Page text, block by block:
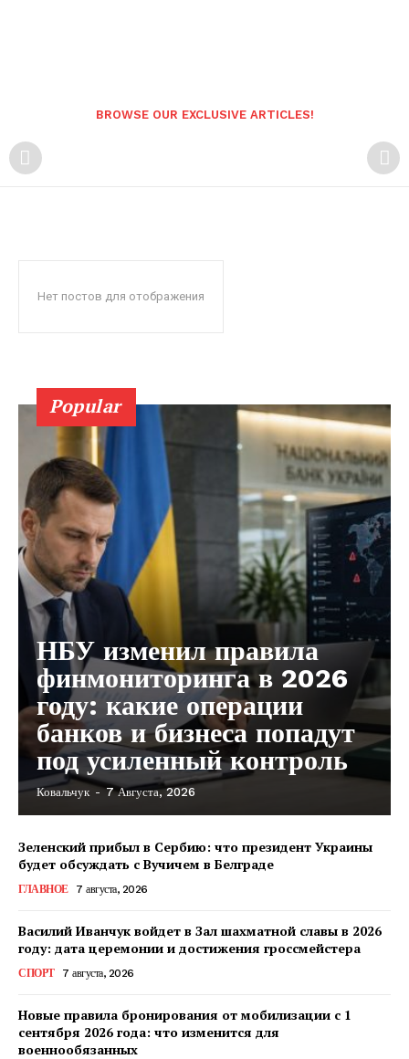
КавПолит
BROWSE OUR EXCLUSIVE ARTICLES!
Нет постов для отображения
Popular
НБУ изменил правила
финмониторинга в 2026
году: какие операции
банков и бизнеса попадут
под усиленный контроль
Ковальчук - 7 Августа, 2026
Зеленский прибыл в Сербию: что президент Украины
будет обсуждать с Вучичем в Белграде
ГЛАВНОЕ 7 августа, 2026
Василий Иванчук войдет в Зал шахматной славы в 2026
году: дата церемонии и достижения гроссмейстера
СПОРТ 7 августа, 2026
Новые правила бронирования от мобилизации с 1
сентября 2026 года: что изменится для
военнообязанных